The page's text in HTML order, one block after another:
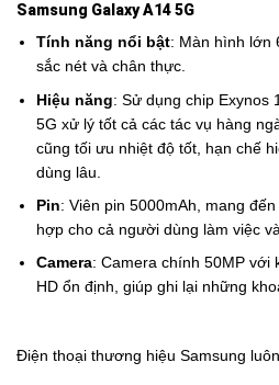
Samsung Galaxy A14 5G
Tính năng nổi bật: Màn hình lớn
sắc nét và chân thực.
Hiệu năng: Sử dụng chip Exynos
5G xử lý tốt cả các tác vụ hàng
cũng tối ưu nhiệt độ tốt, hạn chế
dùng lâu.
Pin: Viên pin 5000mAh, mang
hợp cho cả người dùng làm việc
Camera: Camera chính 50MP với
HD ổn định, giúp ghi lại những
Điện thoại thương hiệu Samsung